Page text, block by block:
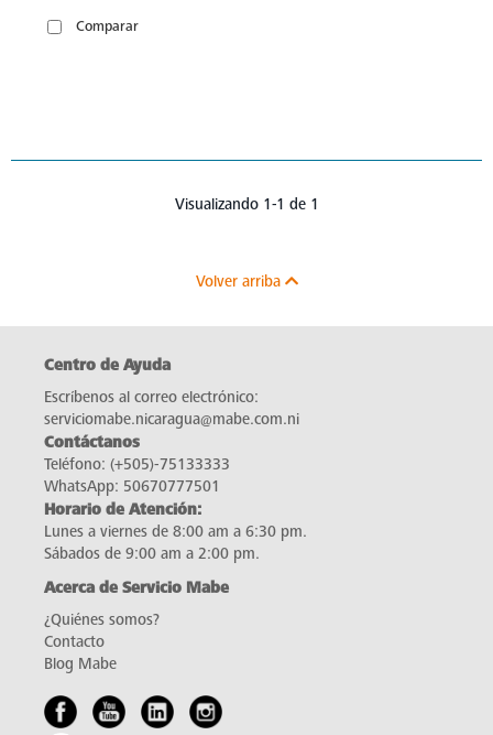
Comparar
Visualizando 1-1 de 1
Volver arriba
Centro de Ayuda
Escríbenos al correo electrónico:
serviciomabe.nicaragua@mabe.com.ni
Contáctanos
Teléfono: (+505)-75133333
WhatsApp: 50670777501
Horario de Atención:
Lunes a viernes de 8:00 am a 6:30 pm.
Sábados de 9:00 am a 2:00 pm.
Acerca de Servicio Mabe
¿Quiénes somos?
Contacto
Blog Mabe